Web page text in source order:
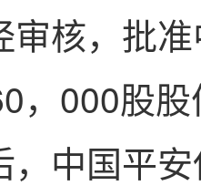
审核，批
，000股
，中国平